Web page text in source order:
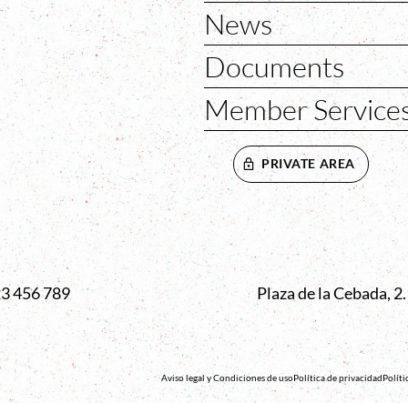
News
Documents
Member
PRIVATE AREA
456 789 Plaza de la Cebada,
Aviso legal y Condiciones de usoPolítica de privacidad